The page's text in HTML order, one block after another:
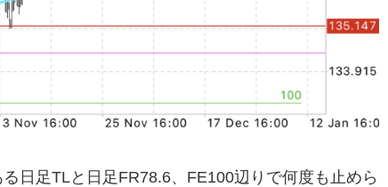
日足TLと日足FR78.6、FE100辺りで何度も止めら